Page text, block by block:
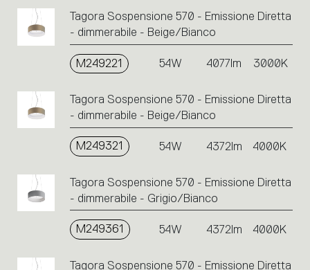
Tagora Sospensione 570 - Emissione Diretta
- dimmerabile - Beige/Bianco
M249221 54W 4077lm 3000K
Tagora Sospensione 570 - Emissione Diretta
- dimmerabile - Beige/Bianco
M249321 54W 4372lm 4000K
Tagora Sospensione 570 - Emissione Diretta
- dimmerabile - Grigio/Bianco
M249361 54W 4372lm 4000K
Tagora Sospensione 570 - Emissione Diretta